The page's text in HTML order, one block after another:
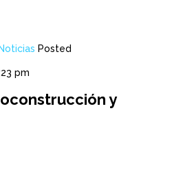
Noticias Posted
pm
y